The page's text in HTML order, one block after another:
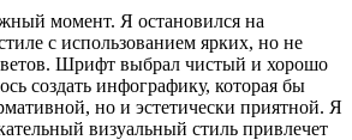
момент. Я остановился на
с использованием ярких, но не
Шрифт выбрал чистый и хорошо
создать инфографику, которая бы
но и эстетически приятной. Я
визуальный стиль привлечет